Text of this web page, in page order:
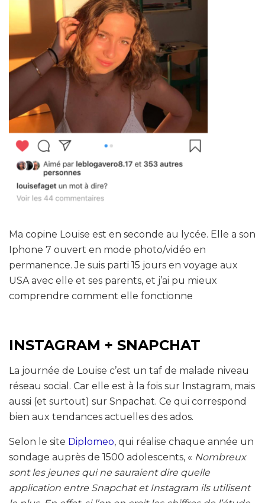
Ma copine Louise est en seconde au lycée. Elle a son
Iphone 7 ouvert en mode photo/vidéo en
permanence. Je suis parti 15 jours en voyage aux
USA avec elle et ses parents, et j’ai pu mieux
comprendre comment elle fonctionne
INSTAGRAM + SNAPCHAT
La journée de Louise c’est un taf de malade niveau
réseau social. Car elle est à la fois sur Instagram, mais
aussi (et surtout) sur Snpachat. Ce qui correspond
bien aux tendances actuelles des ados.
Selon le site Diplomeo, qui réalise chaque année un
sondage auprès de 1500 adolescents, « Nombreux
sont les jeunes qui ne sauraient dire quelle
application entre Snapchat et Instagram ils utilisent